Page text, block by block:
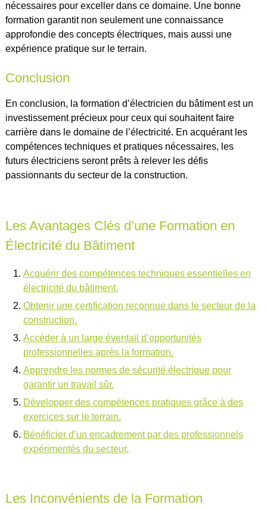
nécessaires pour exceller dans ce domaine. Une bonne
formation garantit non seulement une connaissance
approfondie des concepts électriques, mais aussi une
expérience pratique sur le terrain.
Conclusion
En conclusion, la formation d’électricien du bâtiment est un
investissement précieux pour ceux qui souhaitent faire
carrière dans le domaine de l’électricité. En acquérant les
compétences techniques et pratiques nécessaires, les
futurs électriciens seront prêts à relever les défis
passionnants du secteur de la construction.
Les Avantages Clés d’une Formation en
Électricité du Bâtiment
Acquérir des compétences techniques essentielles en
électricité du bâtiment.
Obtenir une certification reconnue dans le secteur de la
construction.
Accéder à un large éventail d’opportunités
professionnelles après la formation.
Apprendre les normes de sécurité électrique pour
garantir un travail sûr.
Développer des compétences pratiques grâce à des
exercices sur le terrain.
Bénéficier d’un encadrement par des professionnels
expérimentés du secteur.
Les Inconvénients de la Formation